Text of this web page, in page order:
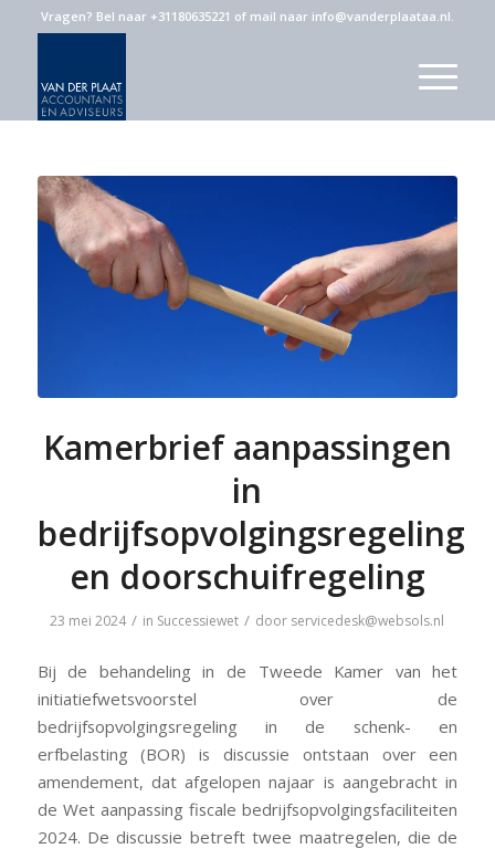
Vragen? Bel naar +31180635221 of mail naar info@vanderplaataa.nl.
Kamerbrief aanpassingen
in
bedrijfsopvolgingsregeling
en doorschuifregeling
23 mei 2024 / in Successiewet / door servicedesk@websols.nl
Bij de behandeling in de Tweede Kamer van het
initiatiefwetsvoorstel over de
bedrijfsopvolgingsregeling in de schenk- en
erfbelasting (BOR) is discussie ontstaan over een
amendement, dat afgelopen najaar is aangebracht in
de Wet aanpassing fiscale bedrijfsopvolgingsfaciliteiten
2024. De discussie betreft twee maatregelen, die de